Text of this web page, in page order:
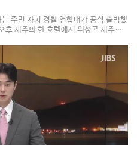
주민 자치 경찰 연합대가 공식 출범했
.